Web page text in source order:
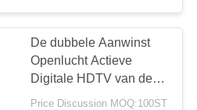
De dubbele Aanwinst
Openlucht Actieve
Digitale HDTV van de
Band Draagbare HD
Price Discussion MOQ:100ST